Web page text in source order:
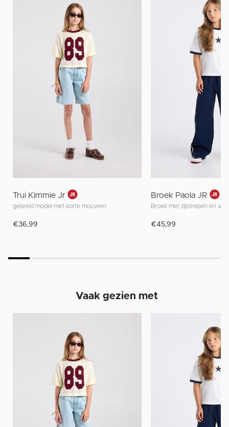
Trui Kimmie Jr
gebreid model met korte mouwen
€36,99
Broek Paola JR
Broek met zijstrepen en
€45,99
Vaak gezien met